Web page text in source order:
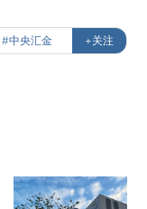
#中央汇金 +关注